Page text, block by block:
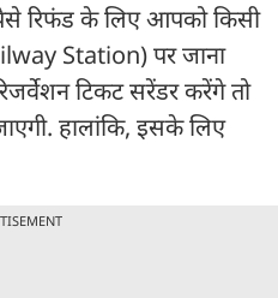
पैसे रिफंड के लिए आपको किसी
Station) पर जाना
टिकट सरेंडर करेंगे तो
हालांकि, इसके लिए